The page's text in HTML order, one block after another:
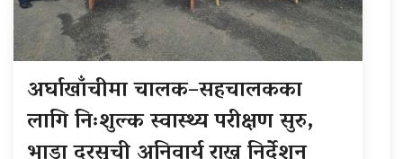
अर्घाखाँचीमा चालक–सहचालकका
लागि निःशुल्क स्वास्थ्य परीक्षण सुरु,